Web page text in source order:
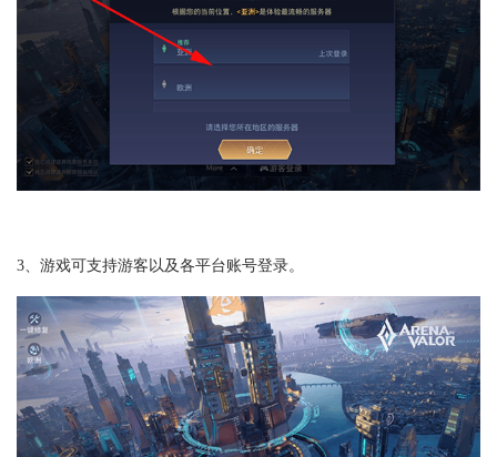
3、游戏可支持游客以及各平台账号登录。